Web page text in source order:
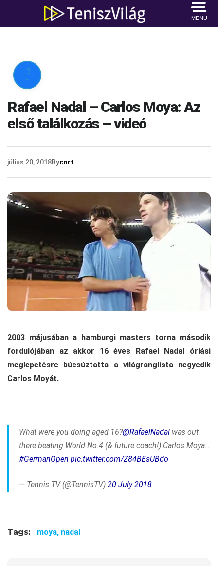
MENU

Rafael Nadal – Carlos Moya: Az
első találkozás – videó
július 20, 2018Bycort
2003 májusában a hamburgi masters torna második
fordulójában az akkor 16 éves Rafael Nadal óriási
meglepetésre búcsúztatta a világranglista negyedik
Carlos Moyát.
What were you doing aged 16?@RafaelNadal was out
there beating World No.4 (& future coach!) Carlos Moya…
#GermanOpen pic.twitter.com/Z84BEsUBdo
— Tennis TV (@TennisTV) 20 July 2018
Tags: moya, nadal